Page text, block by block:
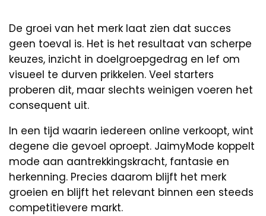
De groei van het merk laat zien dat succes
geen toeval is. Het is het resultaat van scherpe
keuzes, inzicht in doelgroepgedrag en lef om
visueel te durven prikkelen. Veel starters
proberen dit, maar slechts weinigen voeren het
consequent uit.
In een tijd waarin iedereen online verkoopt, wint
degene die gevoel oproept. JaimyMode koppelt
mode aan aantrekkingskracht, fantasie en
herkenning. Precies daarom blijft het merk
groeien en blijft het relevant binnen een steeds
competitievere markt.